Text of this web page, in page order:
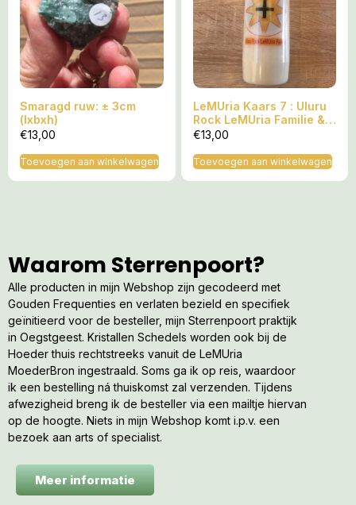
Smaragd ruw: ± 3cm
(lxbxh)
€13,00
Toevoegen aan winkelwagen
LeMUria Kaars 7 : Uluru
Rock LeMUria Familie &
Beschermkaars
€13,00
Toevoegen aan winkelwagen
Waarom Sterrenpoort?
Alle producten in mijn Webshop zijn gecodeerd met
Gouden Frequenties en verlaten bezield en specifiek
geïnitieerd voor de besteller, mijn Sterrenpoort praktijk
in Oegstgeest. Kristallen Schedels worden ook bij de
Hoeder thuis rechtstreeks vanuit de LeMUria
MoederBron ingestraald. Soms ga ik op reis, waardoor
ik een bestelling ná thuiskomst zal verzenden. Tijdens
afwezigheid breng ik de besteller via een mailtje hiervan
op de hoogte. Niets in mijn Webshop komt i.p.v. een
bezoek aan arts of specialist.
Meer informatie